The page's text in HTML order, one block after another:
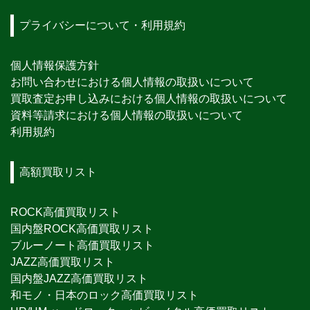
プライバシーについて・利用規約
個人情報保護方針
お問い合わせにおける個人情報の取扱いについて
買取査定お申し込みにおける個人情報の取扱いについて
資料等請求における個人情報の取扱いについて
利用規約
高額買取リスト
ROCK高価買取リスト
国内盤ROCK高価買取リスト
ブルーノート高価買取リスト
JAZZ高価買取リスト
国内盤JAZZ高価買取リスト
和モノ・日本のロック高価買取リスト